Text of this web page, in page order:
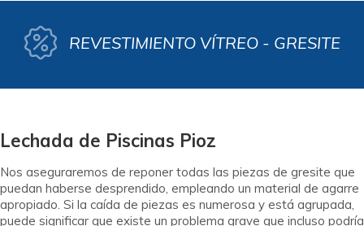
REVESTIMIENTO VÍTREO - GRESITE
Lechada de Piscinas Pioz
Nos aseguraremos de reponer todas las piezas de gresite que
puedan haberse desprendido, empleando un material de agarre
apropiado. Si la caída de piezas es numerosa y está agrupada,
puede significar que existe un problema grave que incluso podría